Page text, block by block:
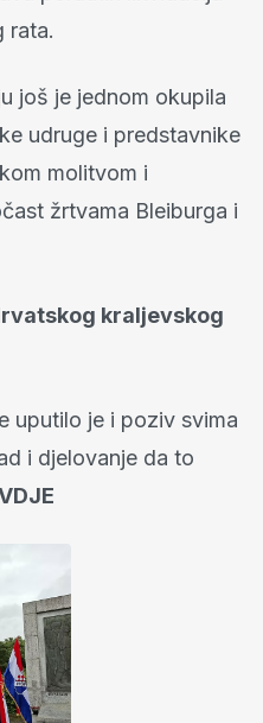
rata.
još je jednom okupila
udruge i predstavnike
molitvom i
žrtvama Bleiburga i
kraljevskog
uputilo je i poziv svima
i djelovanje da to